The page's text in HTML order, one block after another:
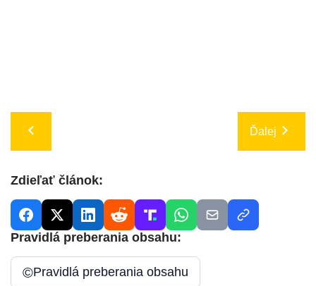
Ďalej
Zdieľať článok:
Pravidlá preberania obsahu:
©Pravidlá preberania obsahu